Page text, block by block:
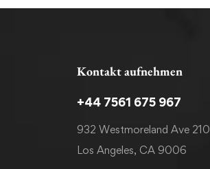
Kontakt aufnehmen
+44 7561 675 967
932 Westmoreland Ave 210
Los Angeles, CA 9006